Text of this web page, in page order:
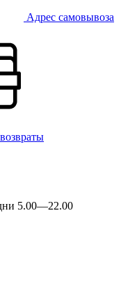
Адрес самовывоза
5.00—22.00